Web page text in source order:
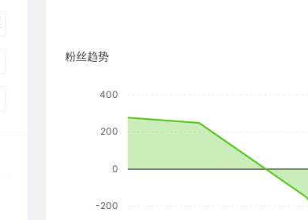
粉丝趋势